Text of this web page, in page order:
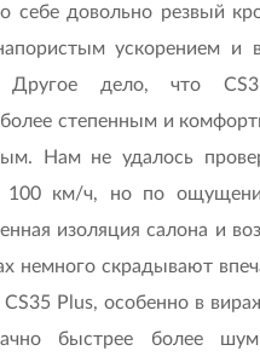
себе довольно резвый
ускорением и
Другое дело, что
степенным и
Нам не удалось
100 км/ч, но по
изоляция салона и
немного скрадывают
Plus, особенно в
быстрее более